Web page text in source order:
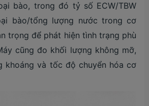
bào, trong đó tỷ số ECW/TBW
bào/tổng lượng nước trong cơ
trọng để phát hiện tình trạng phù
cũng đo khối lượng không mỡ,
khoáng và tốc độ chuyển hóa cơ